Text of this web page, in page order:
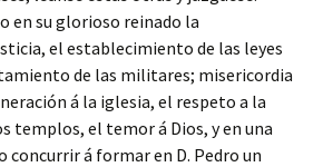
en su glorioso reinado la
el establecimiento de las leyes
de las militares; misericordia
á la iglesia, el respeto a la
templos, el temor á Dios, y en una
concurrir á formar en D. Pedro un